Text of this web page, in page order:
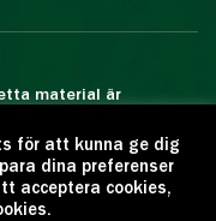
material är
är förbjuden.
källan:
utgivare:
för att kunna ge dig
dina preferenser
acceptera cookies,